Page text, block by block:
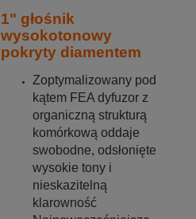
1" głośnik
wysokotonowy
pokryty diamentem
Zoptymalizowany pod
kątem FEA dyfuzor z
organiczną strukturą
komórkową oddaje
swobodne, odsłonięte
wysokie tony i
nieskazitelną
klarowność